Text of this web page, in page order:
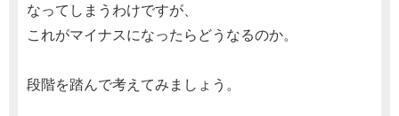
なってしまうわけですが、
これがマイナスになったらどうなるのか。
段階を踏んで考えてみましょう。